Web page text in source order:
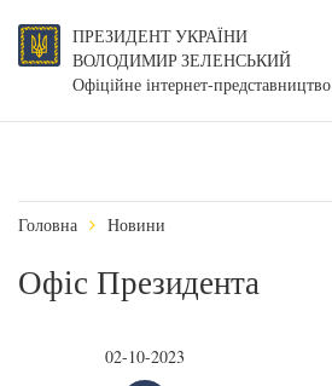
ПРЕЗИДЕНТ УКРАЇНИ
ВОЛОДИМИР ЗЕЛЕНСЬКИЙ
Офіційне інтернет-представництво
Головна Новини
Офіс Президента